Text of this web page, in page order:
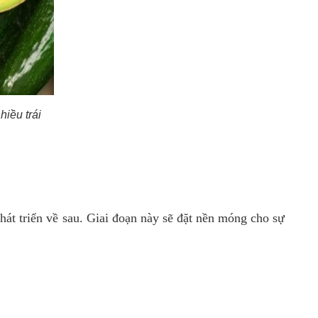
trái
triển về sau. Giai đoạn này sẽ đặt nền móng cho sự